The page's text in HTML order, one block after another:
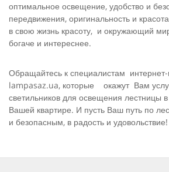
оптимальное освещение, удобство и
передвижения, оригинальность и
в свою жизнь красоту, и окружающий
богаче и интереснее.
Обращайтесь к специалистам
lampasaz.ua, которые окажут Вам
светильников для освещения
Вашей квартире. И пусть Ваш путь по
и безопасным, в радость и удовольствие!